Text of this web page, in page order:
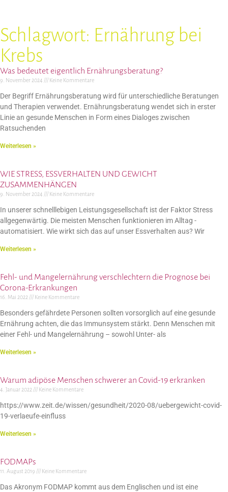
Schlagwort: Ernährung bei
Krebs
Was bedeutet eigentlich Ernährungsberatung?
9. November 2024 Keine Kommentare
Der Begriff Ernährungsberatung wird für unterschiedliche Beratungen
und Therapien verwendet. Ernährungsberatung wendet sich in erster
Linie an gesunde Menschen in Form eines Dialoges zwischen
Ratsuchenden
Weiterlesen »
WIE STRESS, ESSVERHALTEN UND GEWICHT
ZUSAMMENHÄNGEN
9. November 2024 Keine Kommentare
In unserer schnelllebigen Leistungsgesellschaft ist der Faktor Stress
allgegenwärtig. Die meisten Menschen funktionieren im Alltag ­
automatisiert. Wie wirkt sich das auf unser Essverhalten aus? Wir
Weiterlesen »
Fehl- und Mangelernährung verschlechtern die Prognose bei
Corona-Erkrankungen
16. Mai 2022 Keine Kommentare
Besonders gefährdete Personen sollten vorsorglich auf eine gesunde
Ernährung achten, die das Immunsystem stärkt. Denn Menschen mit
einer Fehl- und Mangelernährung – sowohl Unter- als
Weiterlesen »
Warum adipöse Menschen schwerer an Covid-19 erkranken
4. Januar 2022 Keine Kommentare
https://www.zeit.de/wissen/gesundheit/2020-08/uebergewicht-covid-
19-verlaeufe-einfluss
Weiterlesen »
FODMAPs
11. August 2019 Keine Kommentare
Das Akronym FODMAP kommt aus dem Englischen und ist eine